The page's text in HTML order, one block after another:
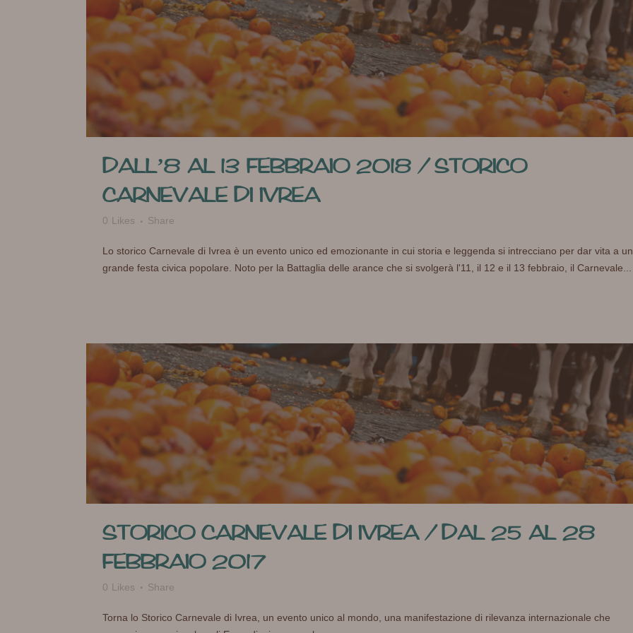
DALL’8 AL 13 FEBBRAIO 2018 / STORICO
CARNEVALE DI IVREA
0 Likes Share
Lo storico Carnevale di Ivrea è un evento unico ed emozionante in cui storia e leggenda si intrecciano per dar vita a
grande festa civica popolare. Noto per la Battaglia delle arance che si svolgerà l'11, il 12 e il 13 febbraio, il Carnevale...
STORICO CARNEVALE DI IVREA / DAL 25 AL 28
FEBBRAIO 2017
0 Likes Share
Torna lo Storico Carnevale di Ivrea, un evento unico al mondo, una manifestazione di rilevanza internazionale che